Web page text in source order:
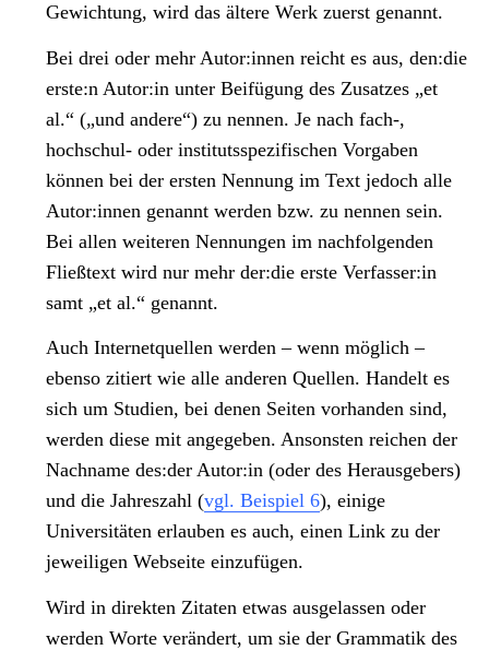
Gewichtung, wird das ältere Werk zuerst genannt.
Bei drei oder mehr Autor:innen reicht es aus, den:die
erste:n Autor:in unter Beifügung des Zusatzes „et
al.“ („und andere“) zu nennen. Je nach fach-,
hochschul- oder institutsspezifischen Vorgaben
können bei der ersten Nennung im Text jedoch alle
Autor:innen genannt werden bzw. zu nennen sein.
Bei allen weiteren Nennungen im nachfolgenden
Fließtext wird nur mehr der:die erste Verfasser:in
samt „et al.“ genannt.
Auch Internetquellen werden – wenn möglich –
ebenso zitiert wie alle anderen Quellen. Handelt es
sich um Studien, bei denen Seiten vorhanden sind,
werden diese mit angegeben. Ansonsten reichen der
Nachname des:der Autor:in (oder des Herausgebers)
und die Jahreszahl (vgl. Beispiel 6), einige
Universitäten erlauben es auch, einen Link zu der
jeweiligen Webseite einzufügen.
Wird in direkten Zitaten etwas ausgelassen oder
werden Worte verändert, um sie der Grammatik des